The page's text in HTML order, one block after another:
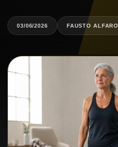
03/06/2026 FAUSTO ALFARO